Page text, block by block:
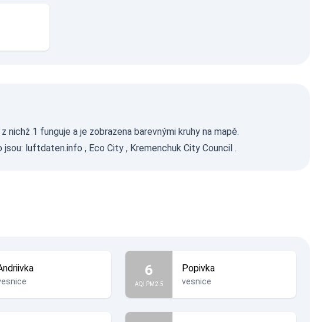
1 funguje a je zobrazena barevnými kruhy na mapě.
jsou: luftdaten.info , Eco City , Kremenchuk City Council .
6
AQI PM2.5
Popivka
vesnice